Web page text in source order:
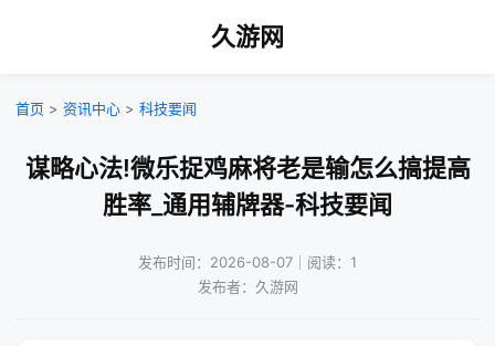
久游网
首页 > 资讯中心 > 科技要闻
谋略心法!微乐捉鸡麻将老是输怎么搞提高
胜率_通用辅牌器-科技要闻
发布时间：2026-08-07｜阅读：1
发布者：久游网